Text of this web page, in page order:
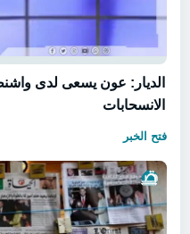
الديار: عون يسعى لدى
الانسحابات
فتح الخبر